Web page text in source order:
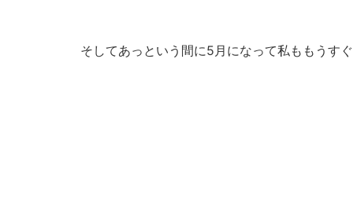
そしてあっという間に5月になって私ももうす